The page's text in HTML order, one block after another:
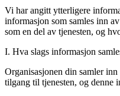
Vi har angitt ytterligere
informasjon som samles inn
som en del av tjenesten, og
I. Hva slags informasjon
Organisasjonen din samler
tilgang til tjenesten, og denne